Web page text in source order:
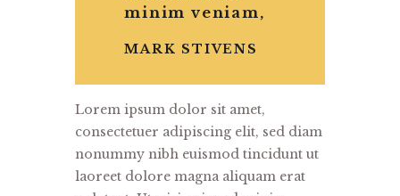
minim veniam,
MARK STIVENS
Lorem ipsum dolor sit amet,
consectetuer adipiscing elit, sed diam
nonummy nibh euismod tincidunt ut
laoreet dolore magna aliquam erat